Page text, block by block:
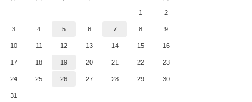
1 2
3 4 5 6 7 8 9
10 11 12 13 14 15 16
17 18 19 20 21 22 23
24 25 26 27 28 29 30
31